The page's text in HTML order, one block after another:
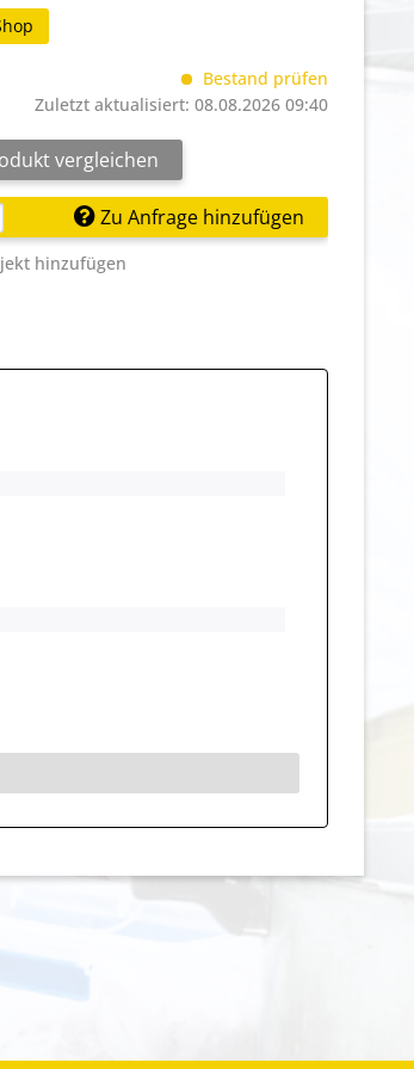
Bestand prüfen
Zuletzt aktualisiert: 08.08.2026 09:40
vergleichen
Zu Anfrage hinzufügen
hinzufügen